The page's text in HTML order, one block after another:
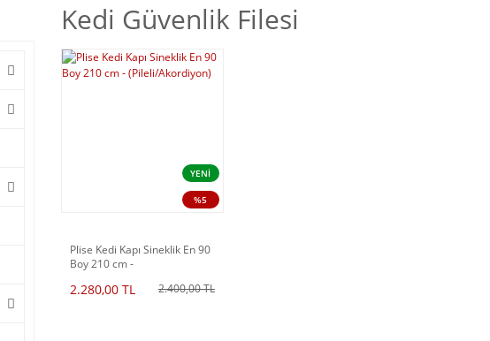
Kedi Güvenlik Filesi
YENİ
%5
Plise Kedi Kapı Sineklik En 90
Boy 210 cm -
2.280,00 TL 2.400,00 TL